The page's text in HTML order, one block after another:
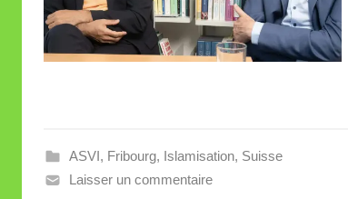
ASVI, Fribourg, Islamisation, Suisse
Laisser un commentaire